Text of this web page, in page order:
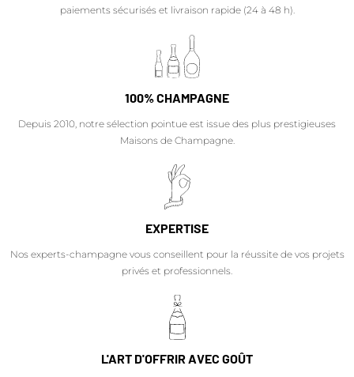
paiements sécurisés et livraison rapide (24 à 48 h).
100% CHAMPAGNE
Depuis 2010, notre sélection pointue est issue des plus prestigieuses
Maisons de Champagne.
EXPERTISE
Nos experts-champagne vous conseillent pour la réussite de vos projets
privés et professionnels.
L'ART D'OFFRIR AVEC GOÛT